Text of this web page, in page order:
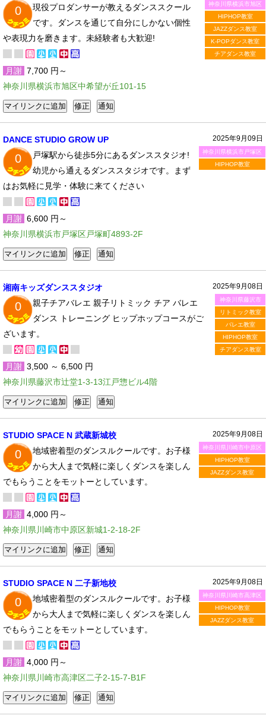
神奈川県横浜市旭区
HIPHOP教室
JAZZダンス教室
K-POPダンス教室
チアダンス教室
0
現役プロダンサーが教えるダンススクール
です。ダンスを通じて自分にしかない個性
や表現力を磨きます。未経験者も大歓迎!
月謝 7,700 円～
神奈川県横浜市旭区中希望が丘101-15
2025年9月09日
神奈川県横浜市戸塚区
HIPHOP教室
DANCE STUDIO GROW UP
0
戸塚駅から徒歩5分にあるダンススタジオ!
幼児から通えるダンススタジオです。まず
はお気軽に見学・体験に来てください
月謝 6,600 円～
神奈川県横浜市戸塚区戸塚町4893-2F
2025年9月08日
神奈川県藤沢市
リトミック教室
バレエ教室
HIPHOP教室
チアダンス教室
湘南キッズダンススタジオ
0
親子チアバレエ 親子リトミック チア バレエ
ダンス トレーニング ヒップホップコースがご
ざいます。
月謝 3,500 ～ 6,500 円
神奈川県藤沢市辻堂1-3-13江戸惣ビル4階
2025年9月08日
神奈川県川崎市中原区
HIPHOP教室
JAZZダンス教室
STUDIO SPACE N 武蔵新城校
0
地域密着型のダンスルクールです。お子様
から大人まで気軽に楽しくダンスを楽しん
でもらうことをモットーとしています。
月謝 4,000 円～
神奈川県川崎市中原区新城1-2-18-2F
2025年9月08日
神奈川県川崎市高津区
HIPHOP教室
JAZZダンス教室
STUDIO SPACE N 二子新地校
0
地域密着型のダンスルクールです。お子様
から大人まで気軽に楽しくダンスを楽しん
でもらうことをモットーとしています。
月謝 4,000 円～
神奈川県川崎市高津区二子2-15-7-B1F